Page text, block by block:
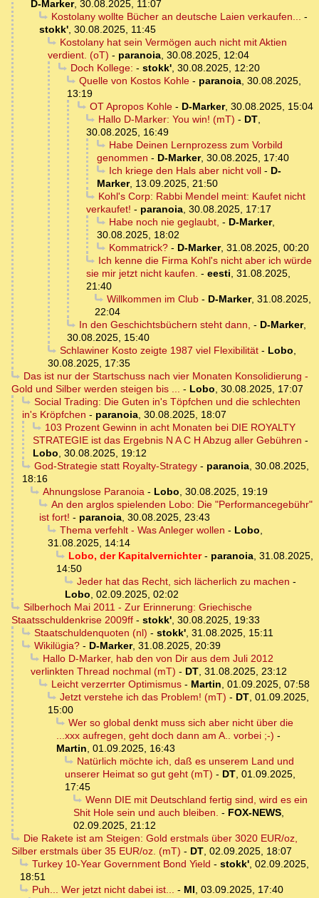
D-Marker, 30.08.2025, 11:07
Kostolany wollte Bücher an deutsche Laien verkaufen... -
stokk', 30.08.2025, 11:45
Kostolany hat sein Vermögen auch nicht mit Aktien
verdient. (oT) - paranoia, 30.08.2025, 12:04
Doch Kollege: - stokk', 30.08.2025, 12:20
Quelle von Kostos Kohle- paranoia, 30.08.2025,
13:19
OT Apropos Kohle- D-Marker, 30.08.2025, 15:04
Hallo D-Marker: You win! (mT) - DT,
30.08.2025, 16:49
Habe Deinen Lernprozess zum Vorbild
genommen - D-Marker, 30.08.2025, 17:40
Ich kriege den Hals aber nicht voll- D-
Marker, 13.09.2025, 21:50
Kohl's Corp: Rabbi Mendel meint: Kaufet nicht
verkaufet! - paranoia, 30.08.2025, 17:17
Habe noch nie geglaubt, - D-Marker,
30.08.2025, 18:02
Kommatrick?- D-Marker, 31.08.2025, 00:20
Ich kenne die Firma Kohl's nicht aber ich würde
sie mir jetzt nicht kaufen. - eesti, 31.08.2025,
21:40
Willkommen im Club- D-Marker, 31.08.2025,
22:04
In den Geschichtsbüchern steht dann, - D-Marker,
30.08.2025, 15:40
Schlawiner Kosto zeigte 1987 viel Flexibilität- Lobo,
30.08.2025, 17:35
Das ist nur der Startschuss nach vier Monaten Konsolidierung -
Gold und Silber werden steigen bis ... - Lobo, 30.08.2025, 17:07
Social Trading: Die Guten in's Töpfchen und die schlechten
in's Kröpfchen - paranoia, 30.08.2025, 18:07
103 Prozent Gewinn in acht Monaten bei DIE ROYALTY
STRATEGIE ist das Ergebnis N A C H Abzug aller Gebühren -
Lobo, 30.08.2025, 19:12
God-Strategie statt Royalty-Strategy- paranoia, 30.08.2025,
18:16
Ahnungslose Paranoia- Lobo, 30.08.2025, 19:19
An den arglos spielenden Lobo: Die "Performancegebühr"
ist fort! - paranoia, 30.08.2025, 23:43
Thema verfehlt - Was Anleger wollen - Lobo,
31.08.2025, 14:14
Lobo, der Kapitalvernichter- paranoia, 31.08.2025,
14:50
Jeder hat das Recht, sich lächerlich zu machen -
Lobo, 02.09.2025, 02:02
Silberhoch Mai 2011 - Zur Erinnerung: Griechische
Staatsschuldenkrise 2009ff - stokk', 30.08.2025, 19:33
Staatschuldenquoten (nl) - stokk', 31.08.2025, 15:11
Wikilügia?- D-Marker, 31.08.2025, 20:39
Hallo D-Marker, hab den von Dir aus dem Juli 2012
verlinkten Thread nochmal (mT) - DT, 31.08.2025, 23:12
Leicht verzerrter Optimismus- Martin, 01.09.2025, 07:58
Jetzt verstehe ich das Problem! (mT) - DT, 01.09.2025,
15:00
Wer so global denkt muss sich aber nicht über die
...xxx aufregen, geht doch dann am A.. vorbei ;-) -
Martin, 01.09.2025, 16:43
Natürlich möchte ich, daß es unserem Land und
unserer Heimat so gut geht (mT) - DT, 01.09.2025,
17:45
Wenn DIE mit Deutschland fertig sind, wird es ein
Shit Hole sein und auch bleiben. - FOX-NEWS,
02.09.2025, 21:12
Die Rakete ist am Steigen: Gold erstmals über 3020 EUR/oz,
Silber erstmals über 35 EUR/oz. (mT) - DT, 02.09.2025, 18:07
Turkey 10-Year Government Bond Yield - stokk', 02.09.2025,
18:51
Puh... Wer jetzt nicht dabei ist... - MI, 03.09.2025, 17:40